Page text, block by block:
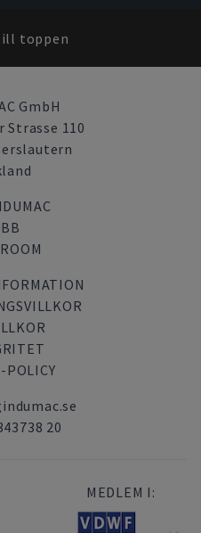
toppen
GmbH
110
POLICY
20
MEDLEM I: